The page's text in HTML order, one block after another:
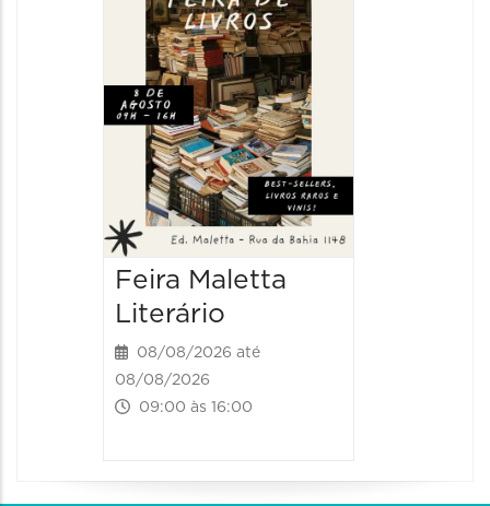
Feira Maletta
Literário
08/08/2026 até
08/08/2026
09:00 às 16:00